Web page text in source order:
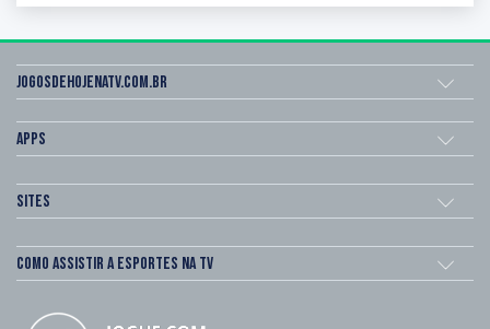
Jogosdehojenatv.com.br
Apps
Sites
Como assistir a esportes na TV